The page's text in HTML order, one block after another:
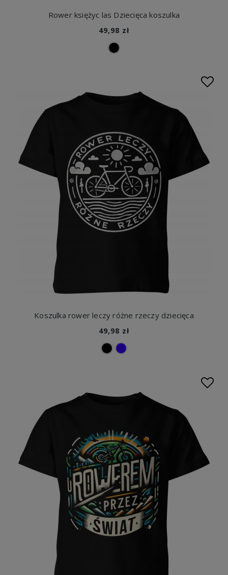
Rower księżyc las Dziecięca koszulka
49,98 zł
Koszulka rower leczy różne rzeczy dziecięca
49,98 zł